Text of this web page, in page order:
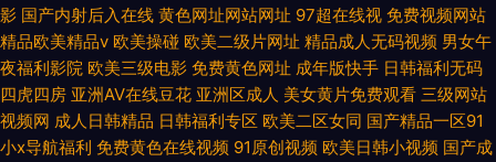
影 国产内射后入在线 黄色网址网站网址 97超在线视 免费视频网站
精品欧美精品v 欧美操碰 欧美二级片网址 精品成人无码视频 男女午
夜福利影院 欧美三级电影 免费黄色网址 成年版快手 日韩福利无码
四虎四房 亚洲AV在线豆花 亚洲区成人 美女黄片免费观看 三级网站
视频网 成人日韩精品 日韩福利专区 欧美二区女同 国产精品一区91
小x导航福利 免费黄色在线视频 91原创视频 欧美日韩小视频 国产成